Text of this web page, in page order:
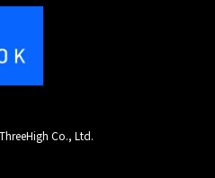
Co., Ltd.